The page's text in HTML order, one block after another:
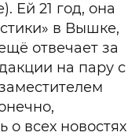
Ей 21 год, она
в Вышке,
отвечает за
на пару с
всех новостях